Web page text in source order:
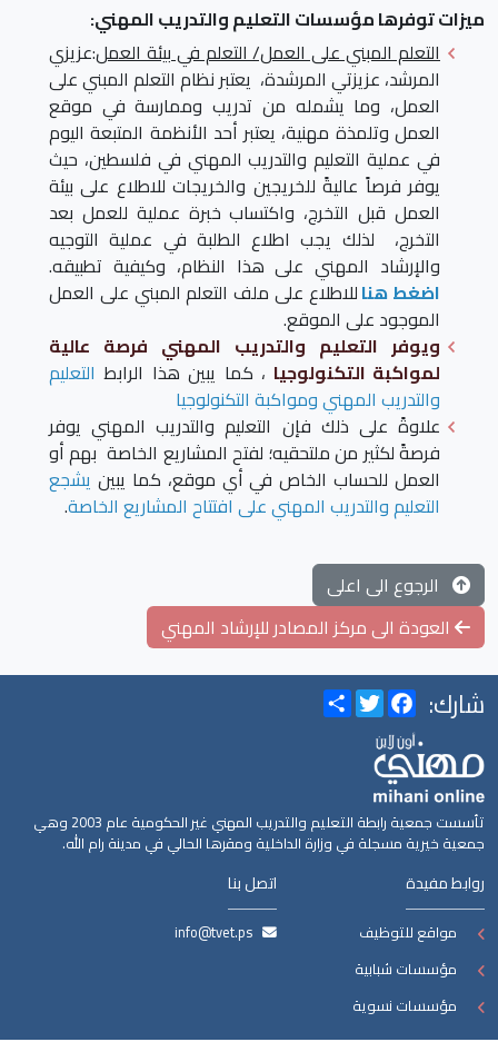
ميزات توفرها مؤسسات التعليم والتدريب المهني:
التعلم المبني على العمل/ التعلم في بيئة العمل:عزيزي
المرشد، عزيزتي المرشدة، يعتبر نظام التعلم المبني على
العمل، وما يشمله من تدريب وممارسة في موقع
العمل وتلمذة مهنية، يعتبر أحد الأنظمة المتبعة اليوم
في عملية التعليم والتدريب المهني في فلسطين، حيث
يوفر فرصاً عاليةً للخريجين والخريجات للاطلاع على بيئة
العمل قبل التخرج، واكتساب خبرة عملية للعمل بعد
التخرج، لذلك يجب اطلاع الطلبة في عملية التوجيه
والإرشاد المهني على هذا النظام، وكيفية تطبيقه.
اضغط هناللاطلاع على ملف التعلم المبني على العمل
الموجود على الموقع.
ويوفر التعليم والتدريب المهني فرصة عالية
لمواكبة التكنولوجيا ، كما يبين هذا الرابط التعليم
والتدريب المهني ومواكبة التكنولوجيا
علاوةً على ذلك فإن التعليم والتدريب المهني يوفر
فرصةً لكثير من ملتحقيه؛ لفتح المشاريع الخاصة بهم أو
العمل للحساب الخاص في أي موقع، كما يبين يشجع
التعليم والتدريب المهني على افتتاح المشاريع الخاصة.
الرجوع الى اعلى
العودة الى مركز المصادر للإرشاد المهني
شارك: ShareTwitterFacebook
تأسست جمعية رابطة التعليم والتدريب المهني غير الحكومية عام 2003 وهي
جمعية خيرية مسجلة في وزارة الداخلية ومقرها الحالي في مدينة رام الله.
روابط مفيدة
مواقع للتوظيف
مؤسسات شبابية
مؤسسات نسوية
اتصل بنا
info@tvet.ps